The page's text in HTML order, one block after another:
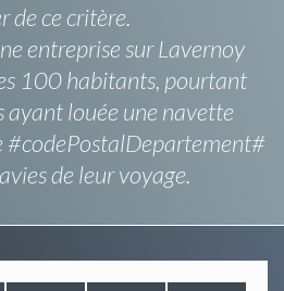
de ce critère.
entreprise sur Lavernoy
100 habitants, pourtant
ayant louée une navette
#codePostalDepartement#
de leur voyage.